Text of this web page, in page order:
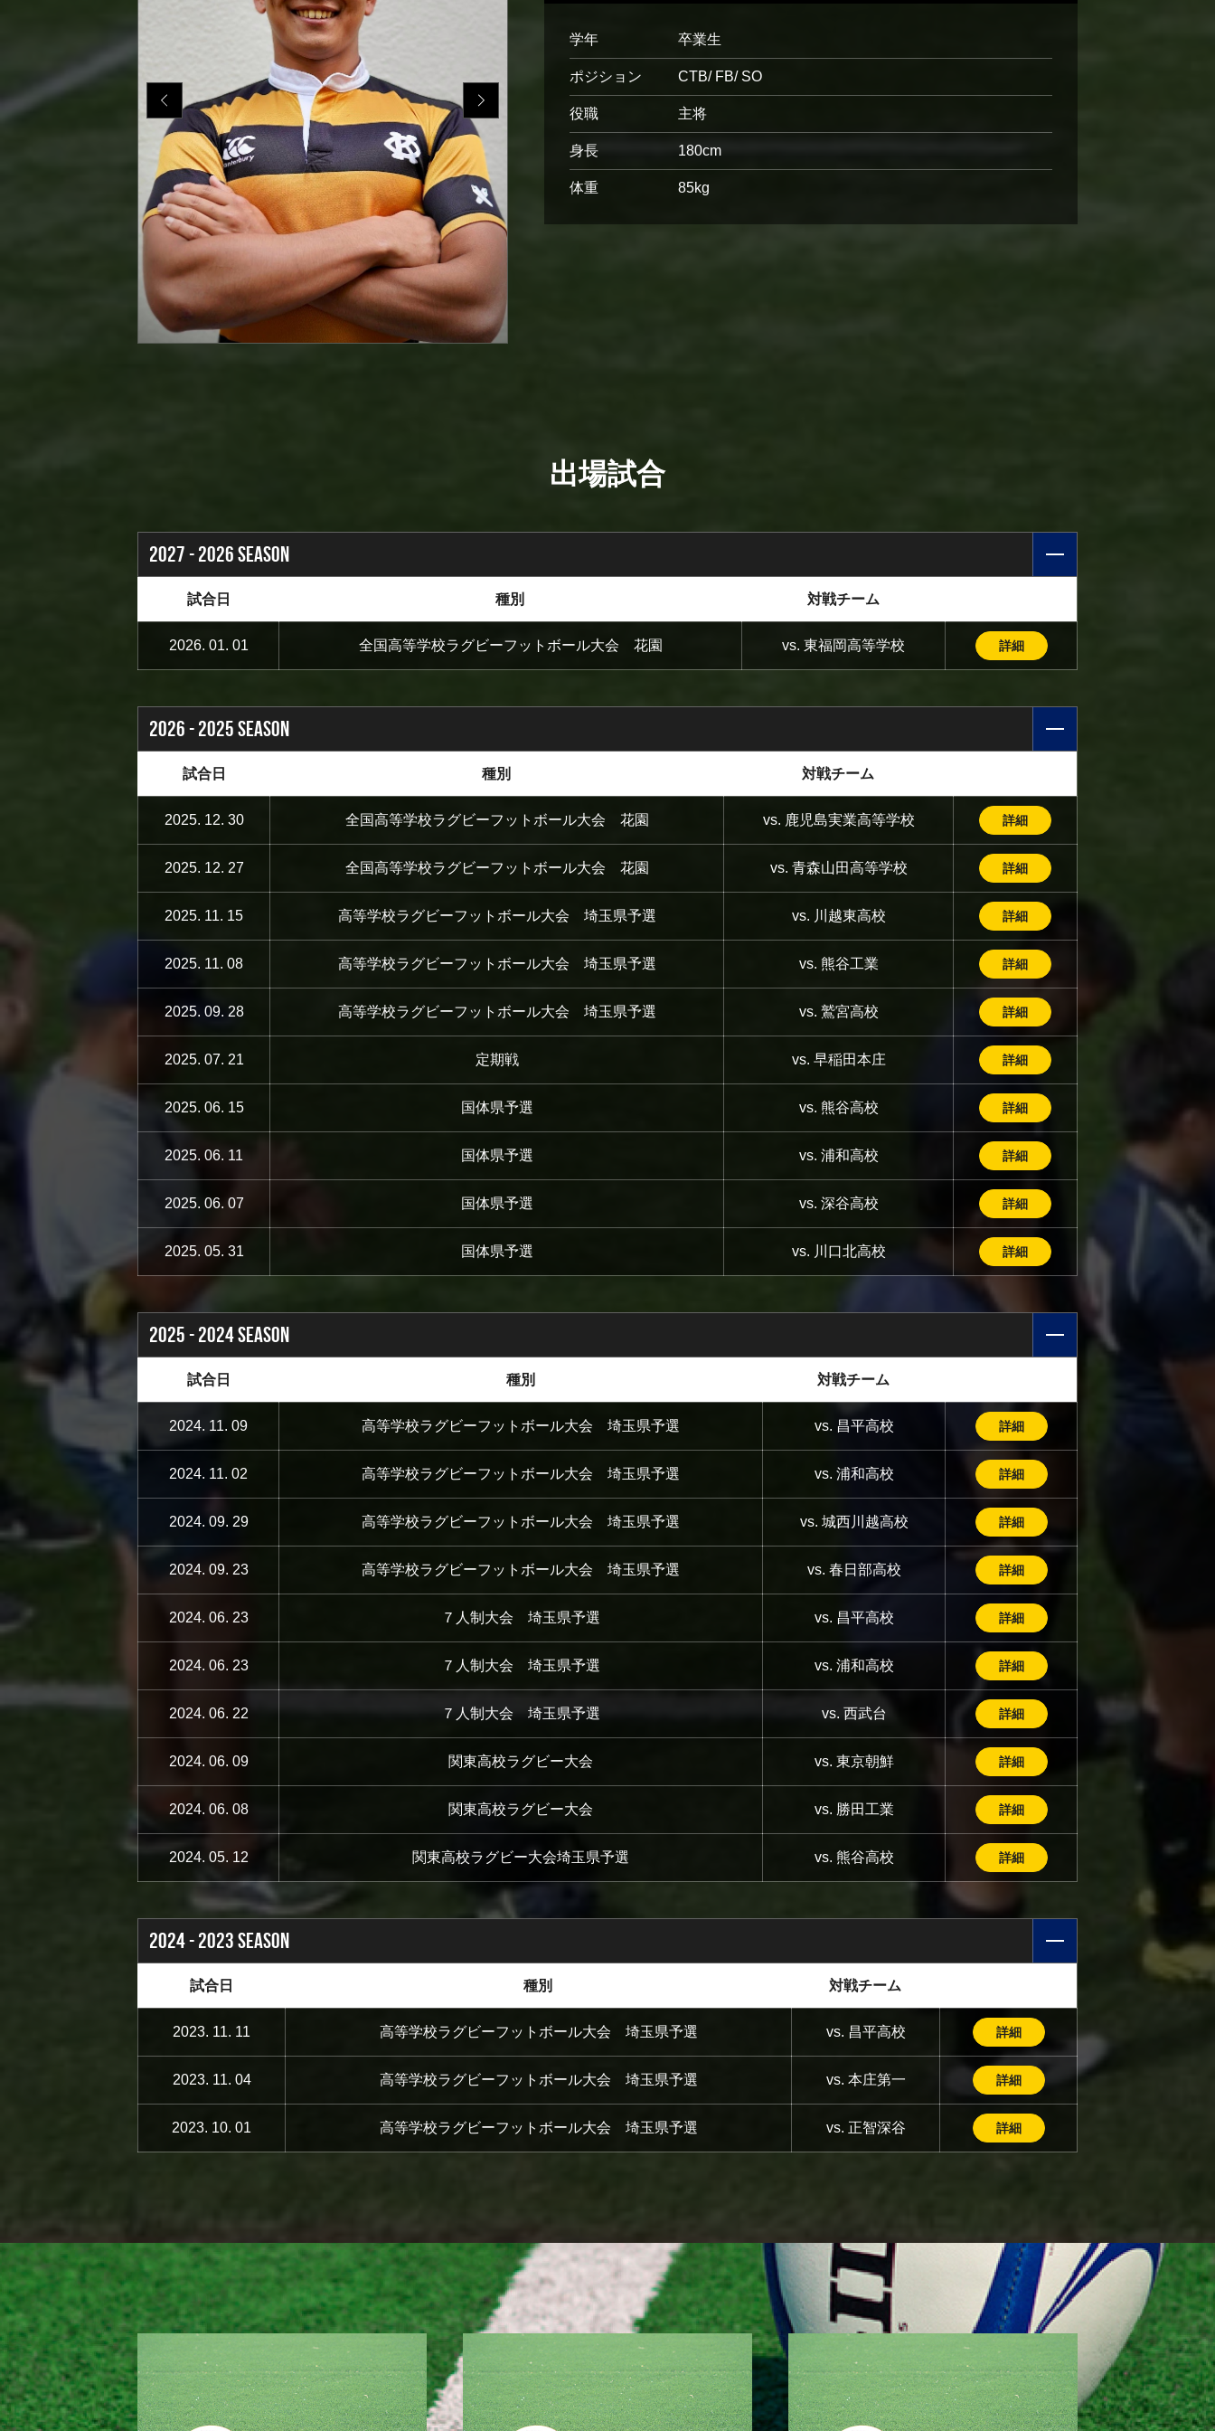
学年 卒業生
ポジション CTB FB SO
役職 主将
身長 180cm
体重 85kg
出場試合
2027 - 2026 SEASON
試合日 種別 対戦チーム
2026. 01. 01 全国高等学校ラグビーフットボール大会 花園 vs. 東福岡高等学校 詳細
2026 - 2025 SEASON
試合日 種別 対戦チーム
2025. 12. 30 全国高等学校ラグビーフットボール大会 花園 vs. 鹿児島実業高等学校 詳細
2025. 12. 27 全国高等学校ラグビーフットボール大会 花園 vs. 青森山田高等学校 詳細
2025. 11. 15 高等学校ラグビーフットボール大会 埼玉県予選 vs. 川越東高校 詳細
2025. 11. 08 高等学校ラグビーフットボール大会 埼玉県予選 vs. 熊谷工業 詳細
2025. 09. 28 高等学校ラグビーフットボール大会 埼玉県予選 vs. 鷲宮高校 詳細
2025. 07. 21 定期戦 vs. 早稲田本庄 詳細
2025. 06. 15 国体県予選 vs. 熊谷高校 詳細
2025. 06. 11 国体県予選 vs. 浦和高校 詳細
2025. 06. 07 国体県予選 vs. 深谷高校 詳細
2025. 05. 31 国体県予選 vs. 川口北高校 詳細
2025 - 2024 SEASON
試合日 種別 対戦チーム
2024. 11. 09 高等学校ラグビーフットボール大会 埼玉県予選 vs. 昌平高校 詳細
2024. 11. 02 高等学校ラグビーフットボール大会 埼玉県予選 vs. 浦和高校 詳細
2024. 09. 29 高等学校ラグビーフットボール大会 埼玉県予選 vs. 城西川越高校 詳細
2024. 09. 23 高等学校ラグビーフットボール大会 埼玉県予選 vs. 春日部高校 詳細
2024. 06. 23 ７人制大会 埼玉県予選 vs. 昌平高校 詳細
2024. 06. 23 ７人制大会 埼玉県予選 vs. 浦和高校 詳細
2024. 06. 22 ７人制大会 埼玉県予選 vs. 西武台 詳細
2024. 06. 09 関東高校ラグビー大会 vs. 東京朝鮮 詳細
2024. 06. 08 関東高校ラグビー大会 vs. 勝田工業 詳細
2024. 05. 12 関東高校ラグビー大会埼玉県予選 vs. 熊谷高校 詳細
2024 - 2023 SEASON
試合日 種別 対戦チーム
2023. 11. 11 高等学校ラグビーフットボール大会 埼玉県予選 vs. 昌平高校 詳細
2023. 11. 04 高等学校ラグビーフットボール大会 埼玉県予選 vs. 本庄第一 詳細
2023. 10. 01 高等学校ラグビーフットボール大会 埼玉県予選 vs. 正智深谷 詳細